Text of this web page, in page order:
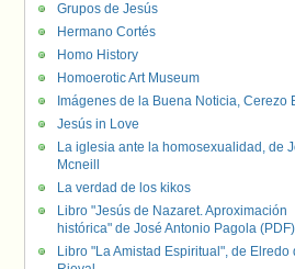
Grupos de Jesús
Hermano Cortés
Homo History
Homoerotic Art Museum
Imágenes de la Buena Noticia, Cerezo
Jesús in Love
La iglesia ante la homosexualidad, de
Mcneill
La verdad de los kikos
Libro "Jesús de Nazaret. Aproximación
histórica" de José Antonio Pagola (PDF)
Libro "La Amistad Espiritual", de Elredo